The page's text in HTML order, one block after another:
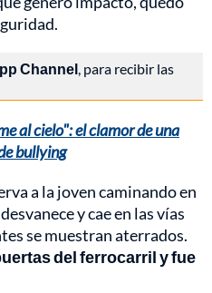
Channel , para recibir las
al cielo": el clamor de una
bullying
a la joven caminando en
y cae en las vías
se muestran aterrados.
del ferrocarril y fue